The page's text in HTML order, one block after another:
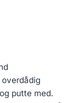
putte med.